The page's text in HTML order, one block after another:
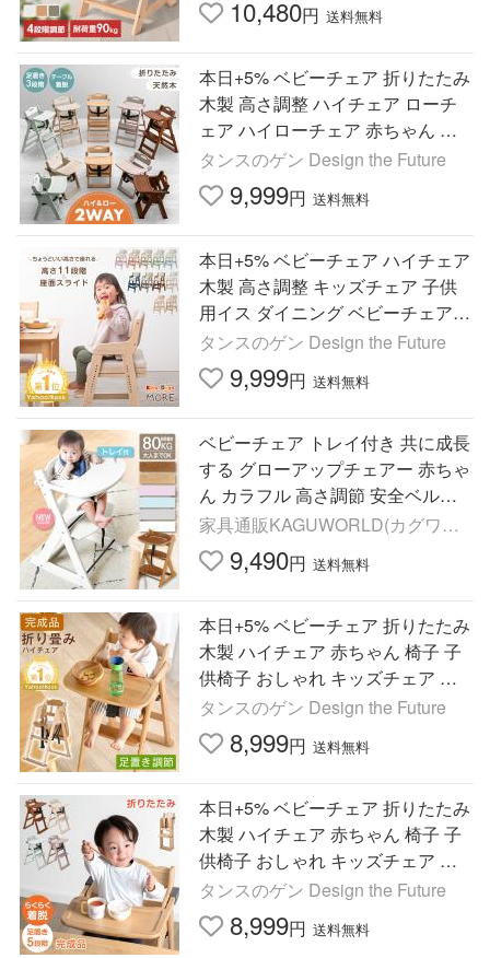
10,480円 送料無料
本日+5% ベビーチェア 折りたたみ
木製 高さ調整 ハイチェア ローチ
ェア ハイローチェア 赤ちゃん 椅
子 子供椅子 おしゃれ キッズチェ
ア 天然木 チェア 子供
タンスのゲン Design the Future
9,999円 送料無料
本日+5% ベビーチェア ハイチェア
木製 高さ調整 キッズチェア 子供
用イス ダイニング ベビーチェアー
子供用椅子 天然木 チャイルドチェ
ア
タンスのゲン Design the Future
9,999円 送料無料
ベビーチェア トレイ付き 共に成長
する グローアップチェアー 赤ちゃ
ん カラフル 高さ調節 安全ベルト
付き 転落防止 ガード マジカルチ
ェア
家具通販KAGUWORLD(カグワー
ルド)9,490円 送料無料
本日+5% ベビーチェア 折りたたみ
木製 ハイチェア 赤ちゃん 椅子 子
供椅子 おしゃれ キッズチェア 天
然木 チェア 高さ調整 子供 ベビー
ハイチェア ダイニング
タンスのゲン Design the Future
8,999円 送料無料
本日+5% ベビーチェア 折りたたみ
木製 ハイチェア 赤ちゃん 椅子 子
供椅子 おしゃれ キッズチェア 天
然木 チェア 高さ調整 子供 ベビー
ハイチェア ダイニング
タンスのゲン Design the Future
8,999円 送料無料